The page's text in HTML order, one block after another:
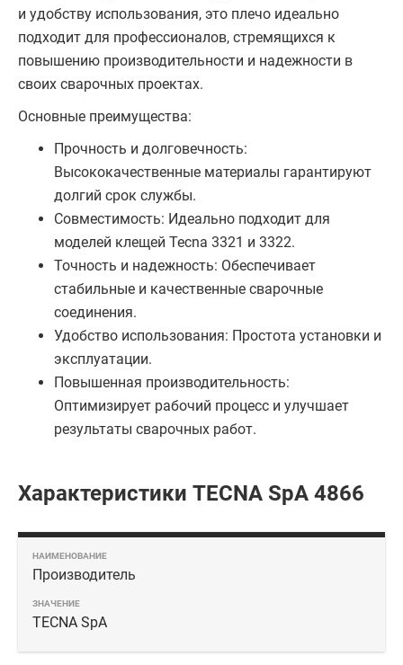
и удобству использования, это плечо идеально
подходит для профессионалов, стремящихся к
повышению производительности и надежности в
своих сварочных проектах.
Основные преимущества:
Прочность и долговечность:
Высококачественные материалы гарантируют
долгий срок службы.
Совместимость: Идеально подходит для
моделей клещей Tecna 3321 и 3322.
Точность и надежность: Обеспечивает
стабильные и качественные сварочные
соединения.
Удобство использования: Простота установки и
эксплуатации.
Повышенная производительность:
Оптимизирует рабочий процесс и улучшает
результаты сварочных работ.
Характеристики TECNA SpA 4866
Производитель
TECNA SpA